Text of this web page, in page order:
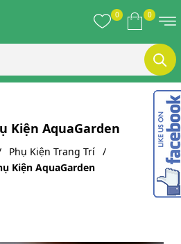
0 0
Kiện AquaGarden
Phụ Kiện Trang Trí
Kiện AquaGarden